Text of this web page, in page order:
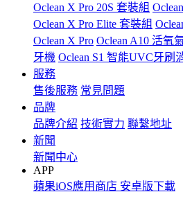
Oclean X Pro 20S 套裝組
Oclean X Pro Elite 套裝組
Oclean X Pro Oclean A10 活氧
牙機 Oclean S1 智能UVC牙刷
服務
售後服務 常見問題
品牌
品牌介紹 技術實力 聯繫地址
新聞
新聞中心
APP
蘋果iOS應用商店 安卓版下載